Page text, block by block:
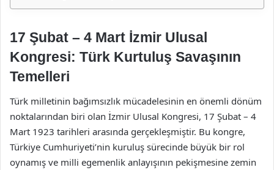
17 Şubat – 4 Mart İzmir Ulusal
Kongresi: Türk Kurtuluş Savaşının
Temelleri
Türk milletinin bağımsızlık mücadelesinin en önemli dönüm
noktalarından biri olan İzmir Ulusal Kongresi, 17 Şubat – 4
Mart 1923 tarihleri arasında gerçekleşmiştir. Bu kongre,
Türkiye Cumhuriyeti’nin kuruluş sürecinde büyük bir rol
oynamış ve milli egemenlik anlayışının pekişmesine zemin